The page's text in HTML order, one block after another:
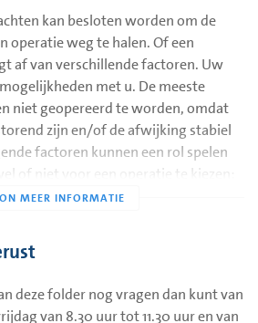
kan besloten worden om de
operatie weg te halen. Of een
af van verschillende factoren. Uw
met u. De meeste
niet geopereerd te worden, omdat
zijn en/of de afwijking stabiel
factoren kunnen een rol spelen
of niet voor een operatie te kiezen:
is;
klachten heeft in uw dagelijks leven.
deze folder nog vragen dan kunt van
van 8.30 uur tot 11.30 uur en van